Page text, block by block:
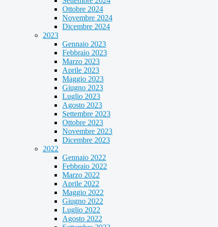
Ottobre 2024
Novembre 2024
Dicembre 2024
2023
Gennaio 2023
Febbraio 2023
Marzo 2023
Aprile 2023
Maggio 2023
Giugno 2023
Luglio 2023
Agosto 2023
Settembre 2023
Ottobre 2023
Novembre 2023
Dicembre 2023
2022
Gennaio 2022
Febbraio 2022
Marzo 2022
Aprile 2022
Maggio 2022
Giugno 2022
Luglio 2022
Agosto 2022